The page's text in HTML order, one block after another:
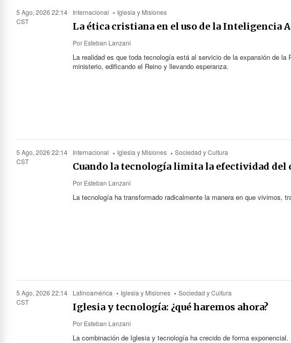
5 Ago, 2026 22:14
CST
Internacional Iglesia y Misiones
La ética cristiana en el uso de la Inteligencia
Por Esteban Lanzani
La realidad es que toda tecnología está al servicio de la expansión de
ministerio, edificando el Reino y llevando esperanza.
5 Ago, 2026 22:14
CST
Internacional Iglesia y Misiones Sociedad y Cultura
Cuando la tecnología limita la efectividad del
Por Esteban Lanzani
La tecnología ha transformado radicalmente la manera en que vivimos,
5 Ago, 2026 22:14
CST
Latinoamérica Iglesia y Misiones Sociedad y Cultura
Iglesia y tecnología: ¿qué haremos ahora?
Por Esteban Lanzani
La combinación de Iglesia y tecnología ha crecido de forma exponencial.